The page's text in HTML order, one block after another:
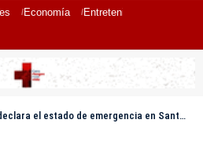
Economía Entretenimiento
estado de emergencia en Santorini por los terremotos